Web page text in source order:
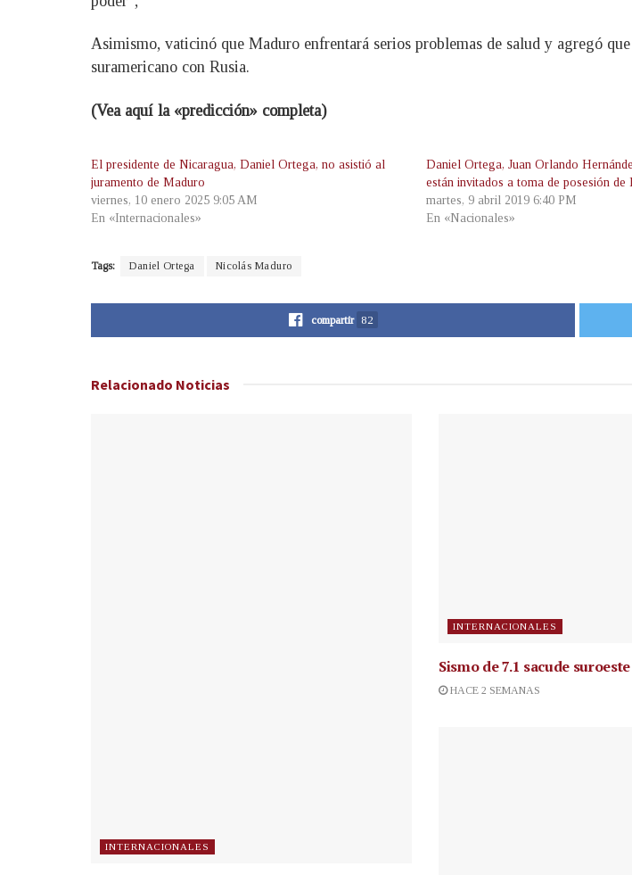
Asimismo, vaticinó que Maduro enfrentará serios problemas de salud y agregó
suramericano con Rusia.
(Vea aquí la «predicción» completa)
El presidente de Nicaragua, Daniel Ortega, no asistió al
juramento de Maduro
viernes, 10 enero 2025 9:05 AM
En «Internacionales»
Daniel Ortega, Juan Orlando
están invitados a toma de posesión de
martes, 9 abril 2019 6:40 PM
En «Nacionales»
Tags: Daniel Ortega Nicolás Maduro
compartir 82
Relacionado Noticias
INTERNACIONALES
INTERNACIONALES
Sismo de 7.1 sacude
HACE 2 SEMANAS